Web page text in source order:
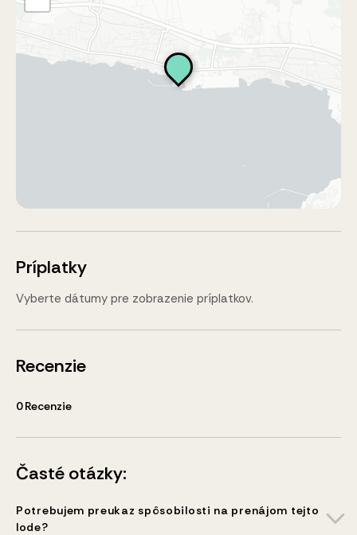
Príplatky
Vyberte dátumy pre zobrazenie príplatkov.
Recenzie
0 Recenzie
Časté otázky:
Potrebujem preukaz spôsobilosti na prenájom tejto
lode?